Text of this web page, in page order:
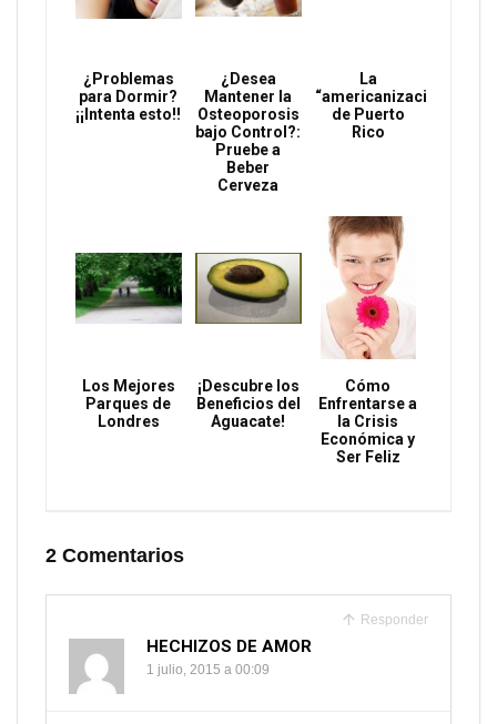
¿Problemas
para Dormir?
¡¡Intenta esto!!
¿Desea
Mantener la
Osteoporosis
bajo Control?:
Pruebe a
Beber
Cerveza
La
“americanización”
de Puerto
Rico
Los Mejores
Parques de
Londres
¡Descubre los
Beneficios del
Aguacate!
Cómo
Enfrentarse a
la Crisis
Económica y
Ser Feliz
2 Comentarios
Responder
HECHIZOS DE AMOR
1 julio, 2015 a 00:09